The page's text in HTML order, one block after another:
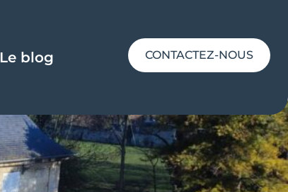
Le blog CONTACTEZ-NOUS